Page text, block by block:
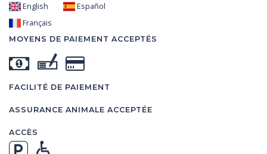
English
Español
Français
MOYENS DE PAIEMENT ACCEPTÉS
FACILITÉ DE PAIEMENT
ASSURANCE ANIMALE ACCEPTÉE
ACCÈS